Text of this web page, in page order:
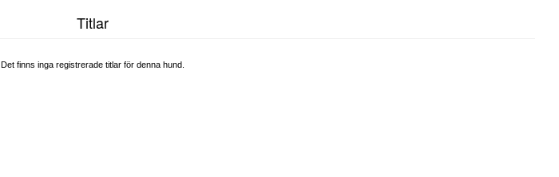
Titlar
Det finns inga registrerade titlar för denna hund.